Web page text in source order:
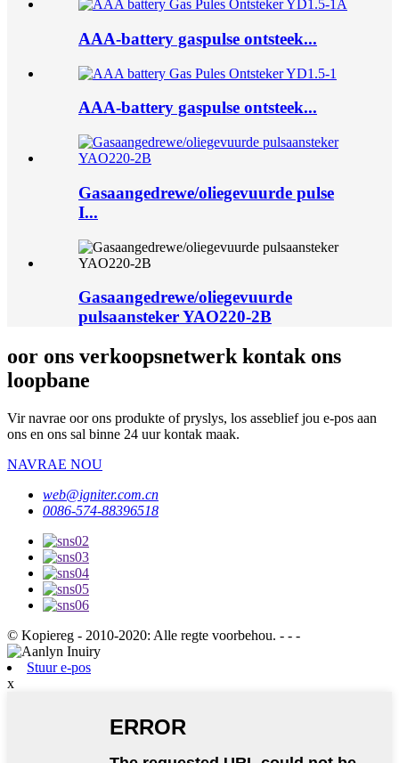
AAA-battery gaspulse ontsteek...
AAA-battery gaspulse ontsteek...
Gasaangedrewe/oliegevuurde pulse
I...
Gasaangedrewe/oliegevuurde
pulsaansteker YAO220-2B
oor ons verkoopsnetwerk kontak ons ​​
loopbane
Vir navrae oor ons produkte of pryslys, los asseblief jou e-pos aan
ons en ons sal binne 24 uur kontak maak.
NAVRAE NOU
web@igniter.com.cn
0086-574-88396518
© Kopiereg - 2010-2020: Alle regte voorbehou. - - -
Stuur e-pos
x